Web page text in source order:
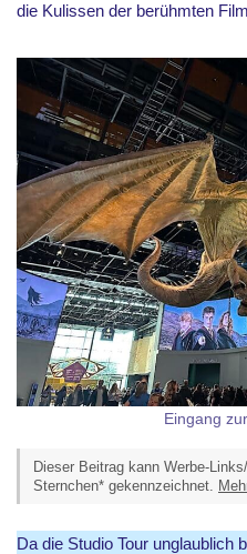
die Kulissen der berühmten
Eingang
Dieser Beitrag kann Werbe-
Sternchen* gekennzeichnet.
Da die Studio Tour unglaublich